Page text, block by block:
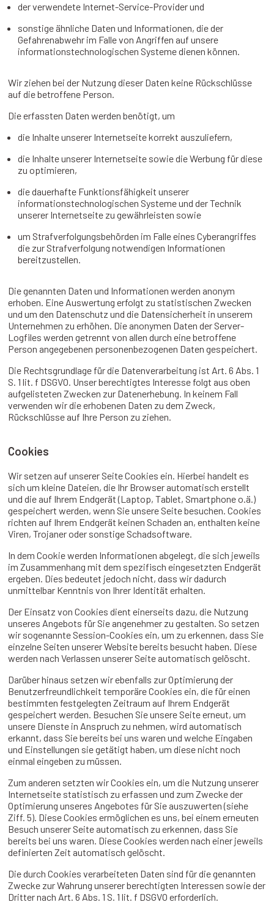
der verwendete Internet-Service-Provider und
sonstige ähnliche Daten und Informationen, die der
Gefahrenabwehr im Falle von Angriffen auf unsere
informationstechnologischen Systeme dienen können.
Wir ziehen bei der Nutzung dieser Daten keine Rückschlüsse
auf die betroffene Person.
Die erfassten Daten werden benötigt, um
die Inhalte unserer Internetseite korrekt auszuliefern,
die Inhalte unserer Internetseite sowie die Werbung für diese
zu optimieren,
die dauerhafte Funktionsfähigkeit unserer
informationstechnologischen Systeme und der Technik
unserer Internetseite zu gewährleisten sowie
um Strafverfolgungsbehörden im Falle eines Cyberangriffes
die zur Strafverfolgung notwendigen Informationen
bereitzustellen.
Die genannten Daten und Informationen werden anonym
erhoben. Eine Auswertung erfolgt zu statistischen Zwecken
und um den Datenschutz und die Datensicherheit in unserem
Unternehmen zu erhöhen. Die anonymen Daten der Server-
Logfiles werden getrennt von allen durch eine betroffene
Person angegebenen personenbezogenen Daten gespeichert.
Die Rechtsgrundlage für die Datenverarbeitung ist Art. 6 Abs. 1
S. 1 lit. f DSGVO. Unser berechtigtes Interesse folgt aus oben
aufgelisteten Zwecken zur Datenerhebung. In keinem Fall
verwenden wir die erhobenen Daten zu dem Zweck,
Rückschlüsse auf Ihre Person zu ziehen.
Cookies
Wir setzen auf unserer Seite Cookies ein. Hierbei handelt es
sich um kleine Dateien, die Ihr Browser automatisch erstellt
und die auf Ihrem Endgerät (Laptop, Tablet, Smartphone o.ä.)
gespeichert werden, wenn Sie unsere Seite besuchen. Cookies
richten auf Ihrem Endgerät keinen Schaden an, enthalten keine
Viren, Trojaner oder sonstige Schadsoftware.
In dem Cookie werden Informationen abgelegt, die sich jeweils
im Zusammenhang mit dem spezifisch eingesetzten Endgerät
ergeben. Dies bedeutet jedoch nicht, dass wir dadurch
unmittelbar Kenntnis von Ihrer Identität erhalten.
Der Einsatz von Cookies dient einerseits dazu, die Nutzung
unseres Angebots für Sie angenehmer zu gestalten. So setzen
wir sogenannte Session-Cookies ein, um zu erkennen, dass Sie
einzelne Seiten unserer Website bereits besucht haben. Diese
werden nach Verlassen unserer Seite automatisch gelöscht.
Darüber hinaus setzen wir ebenfalls zur Optimierung der
Benutzerfreundlichkeit temporäre Cookies ein, die für einen
bestimmten festgelegten Zeitraum auf Ihrem Endgerät
gespeichert werden. Besuchen Sie unsere Seite erneut, um
unsere Dienste in Anspruch zu nehmen, wird automatisch
erkannt, dass Sie bereits bei uns waren und welche Eingaben
und Einstellungen sie getätigt haben, um diese nicht noch
einmal eingeben zu müssen.
Zum anderen setzten wir Cookies ein, um die Nutzung unserer
Internetseite statistisch zu erfassen und zum Zwecke der
Optimierung unseres Angebotes für Sie auszuwerten (siehe
Ziff. 5). Diese Cookies ermöglichen es uns, bei einem erneuten
Besuch unserer Seite automatisch zu erkennen, dass Sie
bereits bei uns waren. Diese Cookies werden nach einer jeweils
definierten Zeit automatisch gelöscht.
Die durch Cookies verarbeiteten Daten sind für die genannten
Zwecke zur Wahrung unserer berechtigten Interessen sowie der
Dritter nach Art. 6 Abs. 1 S. 1 lit. f DSGVO erforderlich.